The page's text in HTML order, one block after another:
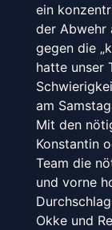
ein
der Abwehr
gegen die
hatte unser
am
Mit den
Konstantin
Team die
und vorne
Okke und